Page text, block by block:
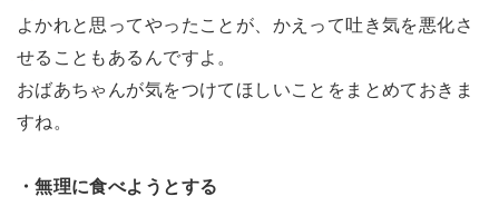
よかれと思ってやったことが、かえって吐き気を悪化さ
せることもあるんですよ。
おばあちゃんが気をつけてほしいことをまとめておきま
すね。
・無理に食べようとする